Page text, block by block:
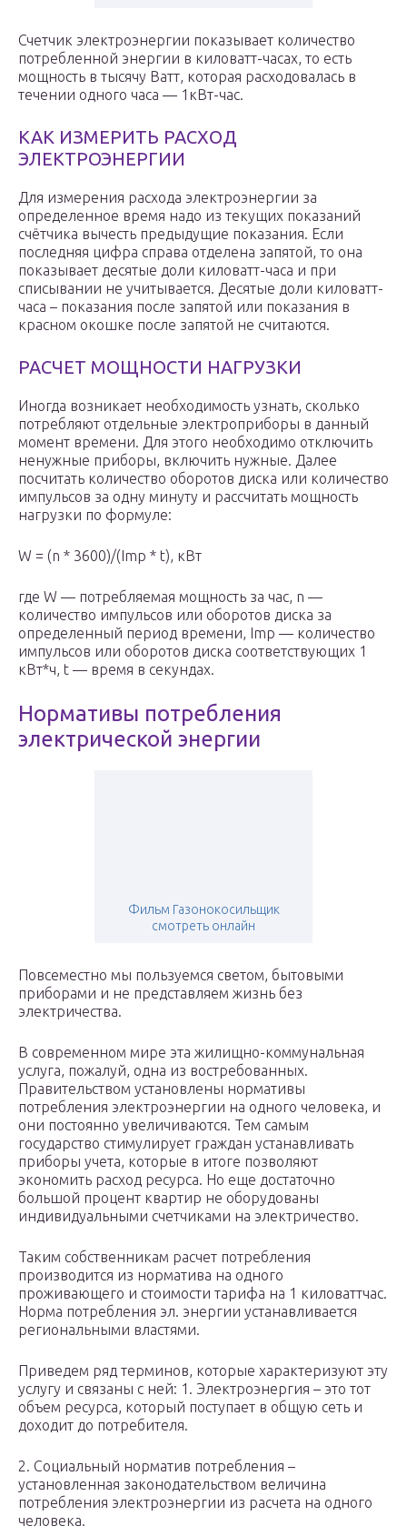
Счетчик электроэнергии показывает количество
потребленной энергии в киловатт-часах, то есть
мощность в тысячу Ватт, которая расходовалась в
течении одного часа — 1кВт-час.
КАК ИЗМЕРИТЬ РАСХОД
ЭЛЕКТРОЭНЕРГИИ
Для измерения расхода электроэнергии за
определенное время надо из текущих показаний
счётчика вычесть предыдущие показания. Если
последняя цифра справа отделена запятой, то она
показывает десятые доли киловатт-часа и при
списывании не учитывается. Десятые доли киловатт-
часа – показания после запятой или показания в
красном окошке после запятой не считаются.
РАСЧЕТ МОЩНОСТИ НАГРУЗКИ
Иногда возникает необходимость узнать, сколько
потребляют отдельные электроприборы в данный
момент времени. Для этого необходимо отключить
ненужные приборы, включить нужные. Далее
посчитать количество оборотов диска или количество
импульсов за одну минуту и рассчитать мощность
нагрузки по формуле:
W = (n * 3600)/(Imp * t), кВт
где W — потребляемая мощность за час, n —
количество импульсов или оборотов диска за
определенный период времени, Imp — количество
импульсов или оборотов диска соответствующих 1
кВт*ч, t — время в секундах.
Нормативы потребления
электрической энергии
Фильм Газонокосильщик
смотреть онлайн
Повсеместно мы пользуемся светом, бытовыми
приборами и не представляем жизнь без
электричества.
В современном мире эта жилищно-коммунальная
услуга, пожалуй, одна из востребованных.
Правительством установлены нормативы
потребления электроэнергии на одного человека, и
они постоянно увеличиваются. Тем самым
государство стимулирует граждан устанавливать
приборы учета, которые в итоге позволяют
экономить расход ресурса. Но еще достаточно
большой процент квартир не оборудованы
индивидуальными счетчиками на электричество.
Таким собственникам расчет потребления
производится из норматива на одного
проживающего и стоимости тарифа на 1 киловаттчас.
Норма потребления эл. энергии устанавливается
региональными властями.
Приведем ряд терминов, которые характеризуют эту
услугу и связаны с ней: 1. Электроэнергия – это тот
объем ресурса, который поступает в общую сеть и
доходит до потребителя.
2. Социальный норматив потребления –
установленная законодательством величина
потребления электроэнергии из расчета на одного
человека.